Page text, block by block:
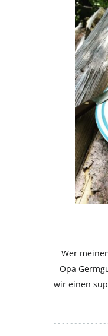
Wer
Opa
wir einen